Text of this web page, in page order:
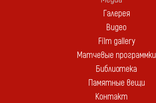
Галерея
Видео
Film gallery
Матчевые программки
Библиотека
Памятные вещи
Контакт